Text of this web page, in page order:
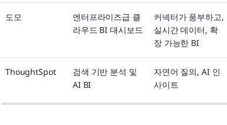
도모
엔터프라이즈급 클
라우드 BI 대시보드
커넥터가 풍부하고,
실시간 데이터, 확
장 가능한 BI
ThoughtSpot
검색 기반 분석 및
AI BI
자연어 질의, AI 인
사이트